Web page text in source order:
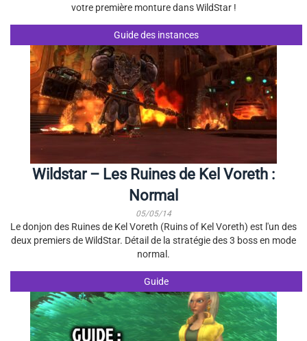
votre première monture dans WildStar !
Guide des instances
Wildstar – Les Ruines de Kel Voreth :
Normal
05/05/14
Le donjon des Ruines de Kel Voreth (Ruins of Kel Voreth) est l'un des
deux premiers de WildStar. Détail de la stratégie des 3 boss en mode
normal.
Guide